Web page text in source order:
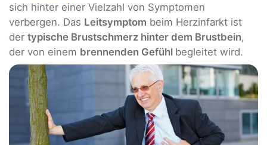
sich hinter einer Vielzahl von Symptomen
verbergen. Das Leitsymptom beim Herzinfarkt ist
der typische Brustschmerz hinter dem Brustbein,
der von einem brennenden Gefühl begleitet wird.